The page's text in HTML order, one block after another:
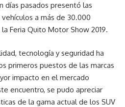
días pasados presentó las
a más de 30.000
Feria Quito Motor Show 2019.
tecnología y seguridad ha
primeros puestos de las marcas
impacto en el mercado
encuentro, se pudo apreciar
de la gama actual de los SUV